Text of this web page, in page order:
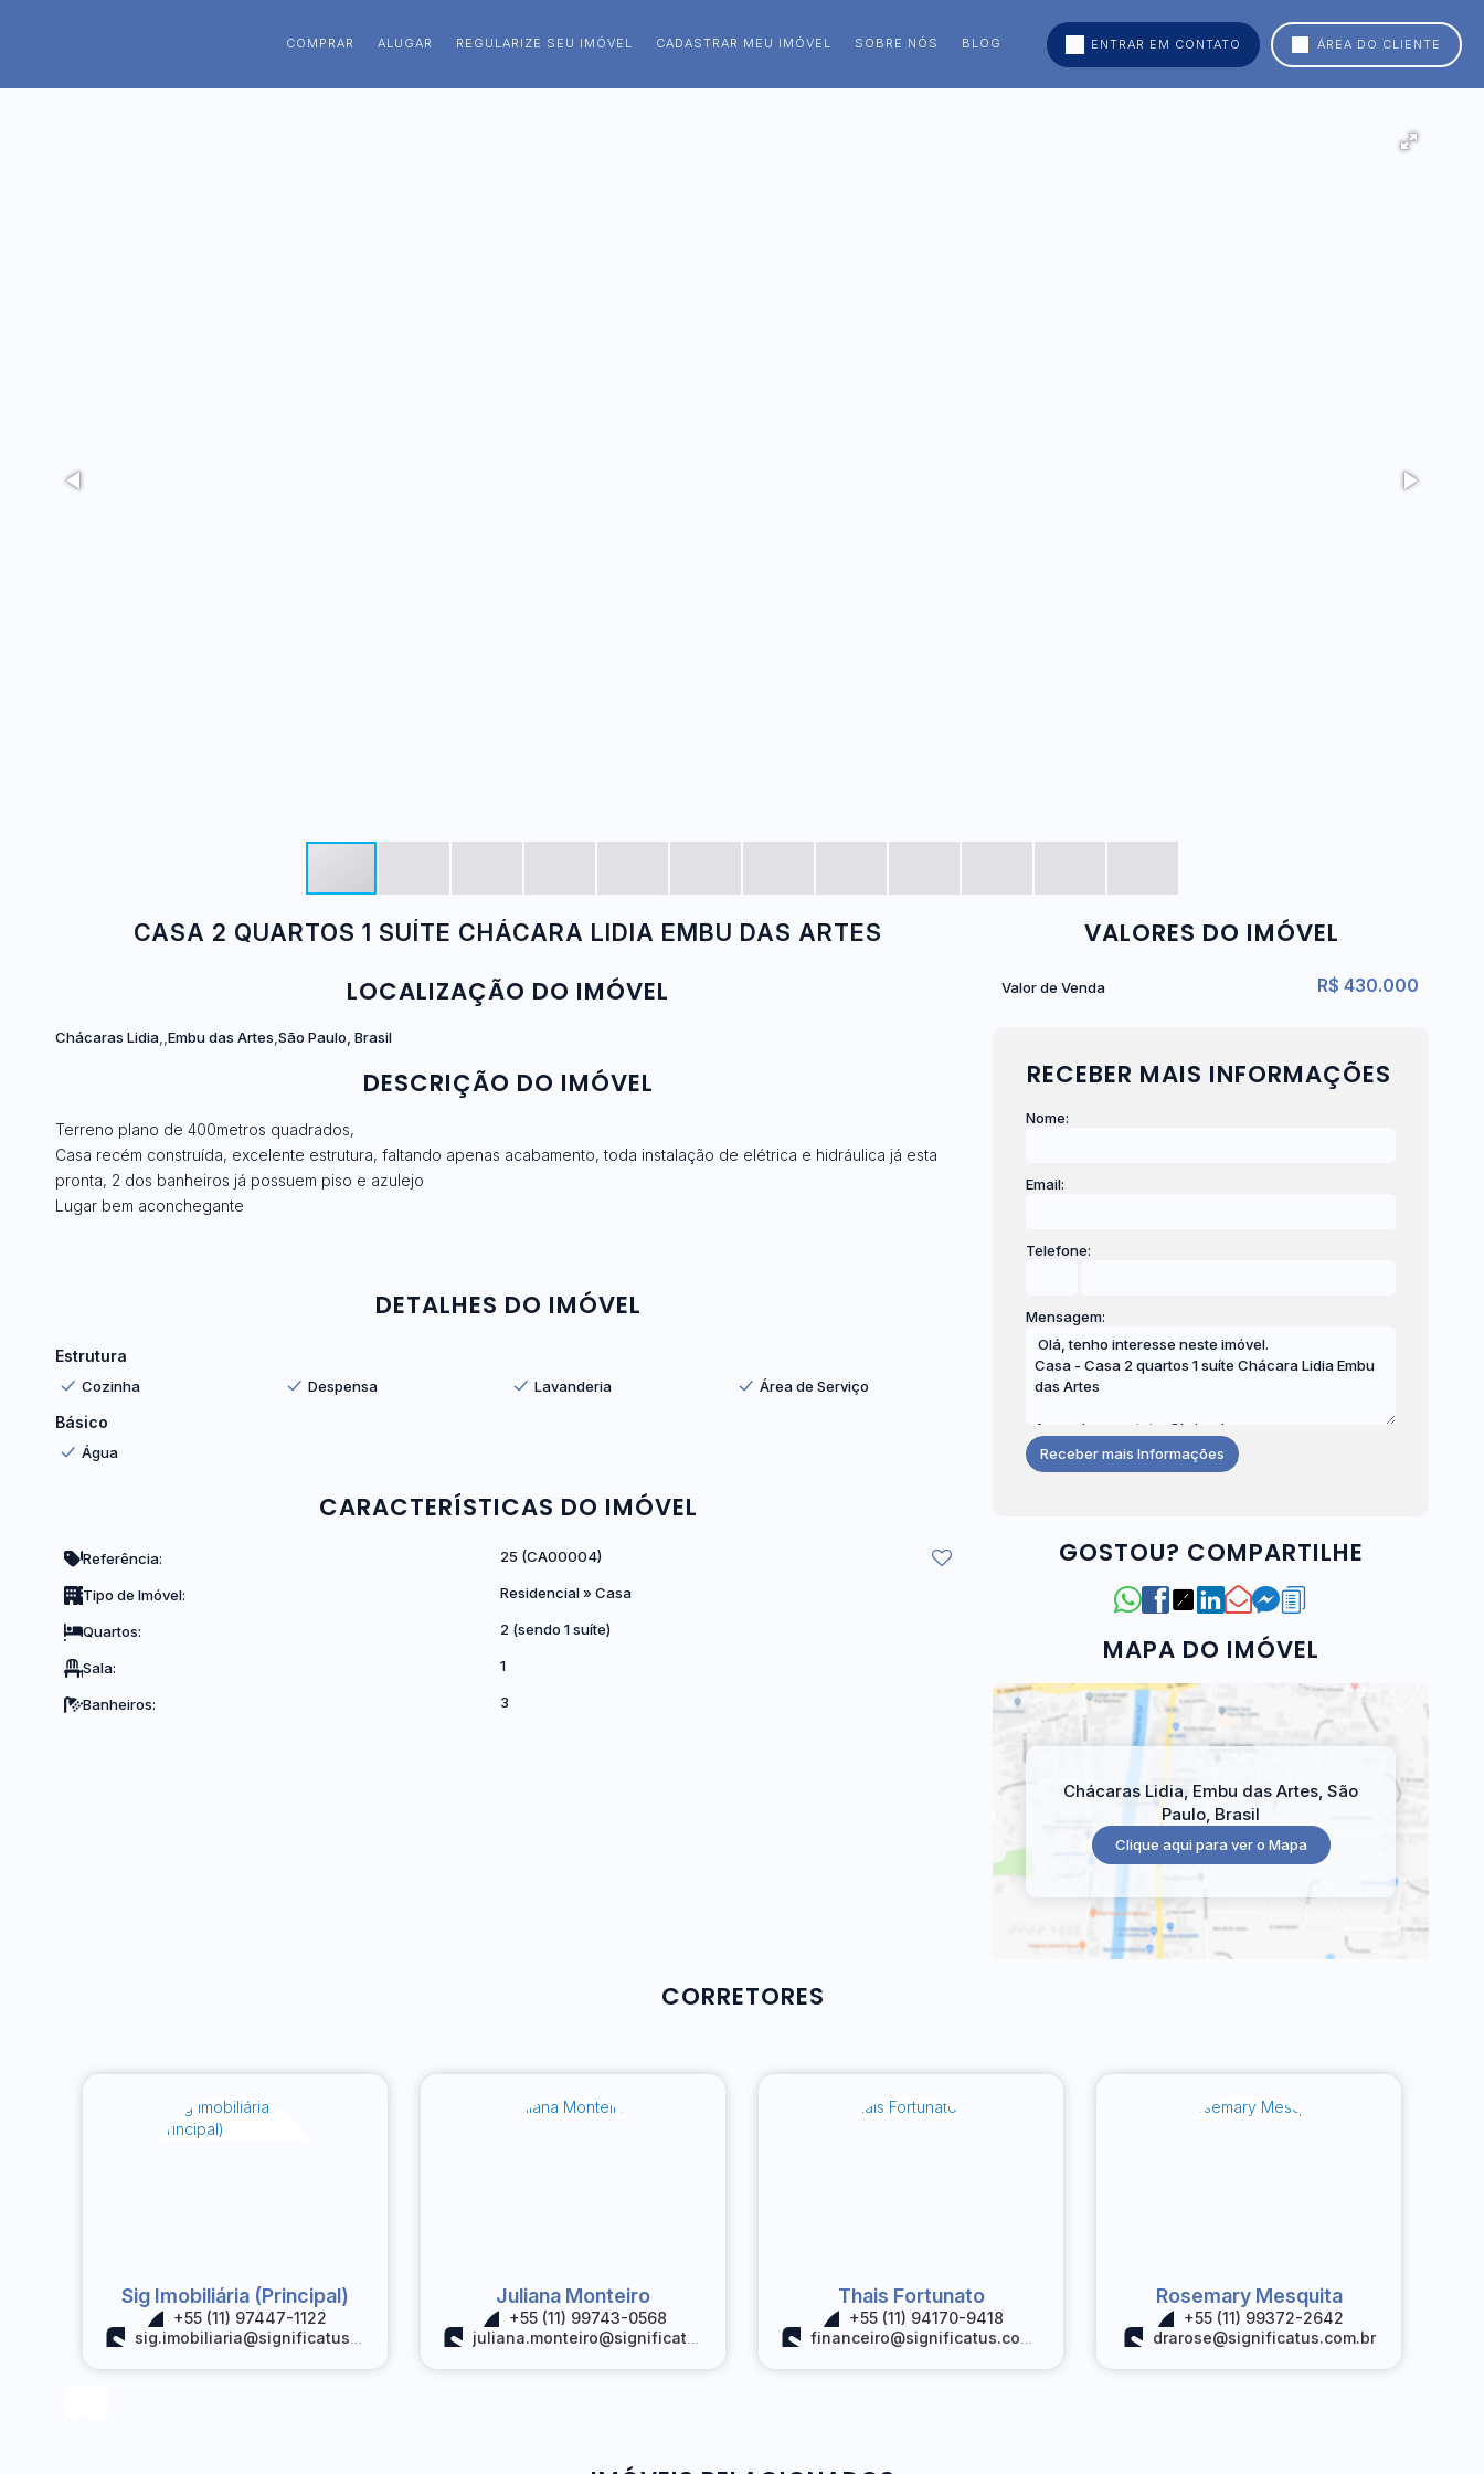
ÁREA DO CLIENTE
ENTRAR EM CONTATO
BLOG
SOBRE NÓS
CADASTRAR MEU IMÓVEL
REGULARIZE SEU IMÓVEL
ALUGAR
COMPRAR
CASA 2 QUARTOS 1 SUÍTE CHÁCARA LIDIA EMBU DAS ARTES
LOCALIZAÇÃO DO IMÓVEL
Chácaras Lidia Embu das Artes São Paulo, Brasil
DESCRIÇÃO DO IMÓVEL
Terreno plano de 400metros quadrados,
Casa recém construída, excelente estrutura, faltando apenas acabamento, toda instalação de elétrica e hidráulica já esta
pronta, 2 dos banheiros já possuem piso e azulejo
Lugar bem aconchegante
DETALHES DO IMÓVEL
Estrutura
Cozinha Despensa Lavanderia Área de Serviço
Básico
Água
CARACTERÍSTICAS DO IMÓVEL
Referência: 25 (CA00004)
Tipo de Imóvel: Residencial» Casa
Quartos: 2 (sendo 1 suíte)
Sala: 1
Banheiros: 3
VALORES DO IMÓVEL
R$ 430.000
Valor de Venda
RECEBER MAIS INFORMAÇÕES
Nome:
Email:
Telefone:
Mensagem:
GOSTOU? COMPARTILHE
MAPA DO IMÓVEL
Chácaras Lidia Embu das Artes ,São
Paulo Brasil
Clique aqui para ver o Mapa
CORRETORES
Sig Imobiliária (Principal)
+55 (11) 97447-1122
sig.imobiliaria@significatus.com.br
Juliana Monteiro
+55 (11) 99743-0568
juliana.monteiro@significatus.com.br
Thais Fortunato
+55 (11) 94170-9418
financeiro@significatus.com.br
Rosemary Mesquita
+55 (11) 99372-2642
drarose@significatus.com.br